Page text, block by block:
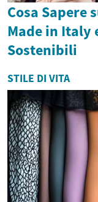
Cosa
Made in Italy
Sostenibili
STILE DI VITA